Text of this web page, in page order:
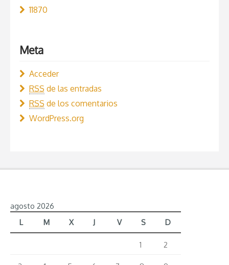
11870
Meta
Acceder
RSS de las entradas
RSS de los comentarios
WordPress.org
agosto 2026
L
M X J V S D
1 2